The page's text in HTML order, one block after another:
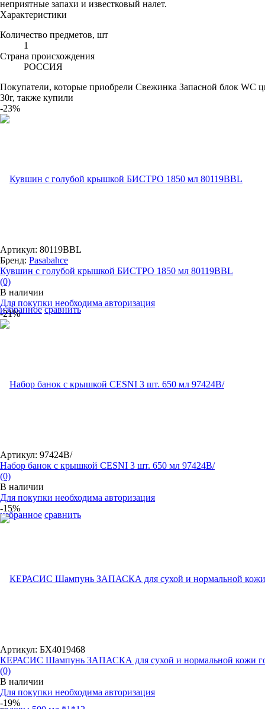
неприятные запахи и известковый налет.
Характеристики
Количество предметов, шт
1
Страна происхождения
РОССИЯ
Покупатели, которые приобрели Свежинка Запасной блок WC
30г, также купили
-23%
избранное сравнить
Артикул: 80119BBL
Бренд: Pasabahce
Кувшин с голубой крышкой БИСТРО 1850 мл 80119BBL
(0)
В наличии
Для покупки необходима авторизация
-21%
избранное сравнить
Артикул: 97424B/
Набор банок с крышкой CESNI 3 шт. 650 мл 97424B/
(0)
В наличии
Для покупки необходима авторизация
-15%
Артикул: БХ4019468
КЕРАСИС Шампунь ЗАПАСКА для сухой и нормальной кожи
(0)
В наличии
Для покупки необходима авторизация
-19%